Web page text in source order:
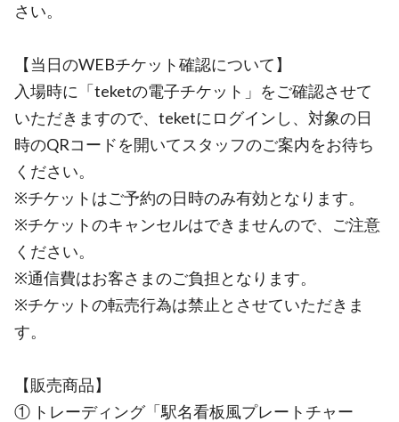
さい。
【当日のWEBチケット確認について】
入場時に「teketの電子チケット」をご確認させて
いただきますので、teketにログインし、対象の日
時のQRコードを開いてスタッフのご案内をお待ち
ください。
※チケットはご予約の日時のみ有効となります。
※チケットのキャンセルはできませんので、ご注意
ください。
※通信費はお客さまのご負担となります。
※チケットの転売行為は禁止とさせていただきま
す。
【販売商品】
① トレーディング「駅名看板風プレートチャー